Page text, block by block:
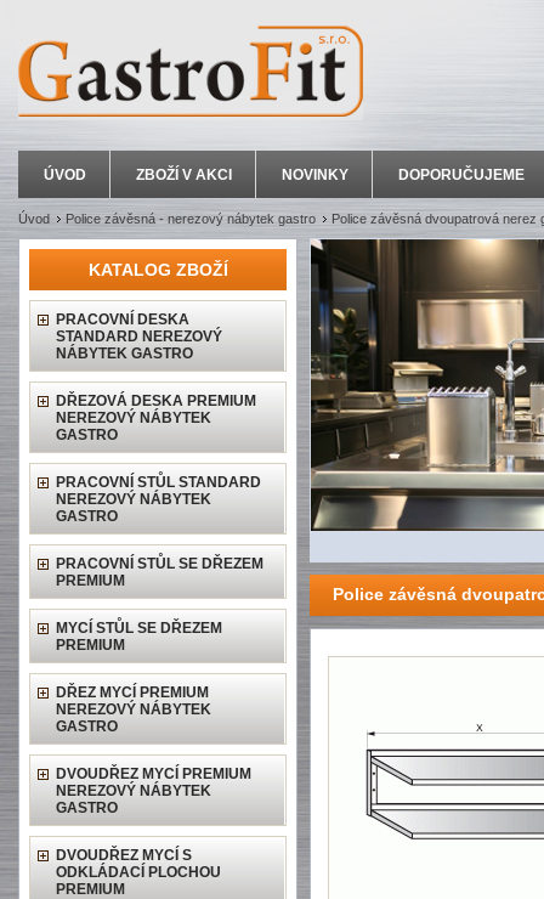
ÚVOD ZBOŽÍ V AKCI NOVINKY DOPORUČUJEME
Úvod Police závěsná - nerezový nábytek gastro Police závěsná dvoupatrová nerez
KATALOG ZBOŽÍ
PRACOVNÍ DESKA
STANDARD NEREZOVÝ
NÁBYTEK GASTRO
DŘEZOVÁ DESKA PREMIUM
NEREZOVÝ NÁBYTEK
GASTRO
PRACOVNÍ STŮL STANDARD
NEREZOVÝ NÁBYTEK
GASTRO
PRACOVNÍ STŮL SE DŘEZEM
PREMIUM
MYCÍ STŮL SE DŘEZEM
PREMIUM
DŘEZ MYCÍ PREMIUM
NEREZOVÝ NÁBYTEK
GASTRO
DVOUDŘEZ MYCÍ PREMIUM
NEREZOVÝ NÁBYTEK
GASTRO
DVOUDŘEZ MYCÍ S
ODKLÁDACÍ PLOCHOU
PREMIUM
Police závěsná